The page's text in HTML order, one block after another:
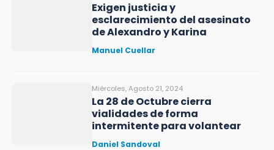
Exigen justicia y
esclarecimiento del asesinato
de Alexandro y Karina
Manuel Cuellar
Miércoles, Agosto 21, 2024
La 28 de Octubre cierra
vialidades de forma
intermitente para volantear
Daniel Sandoval